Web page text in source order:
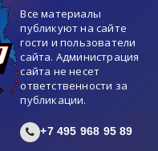
Все материалы
публикуют на сайте
гости и пользователи
сайта. Администрация
сайта не несет
ответственности за
публикации.
+7 495 968 95 89